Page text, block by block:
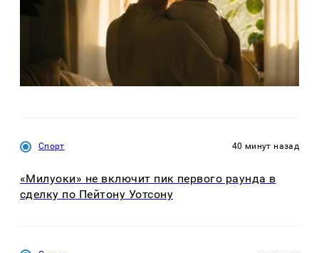
Спорт 40 минут назад
«Милуоки» не включит пик первого раунда в
сделку по Пейтону Уотсону